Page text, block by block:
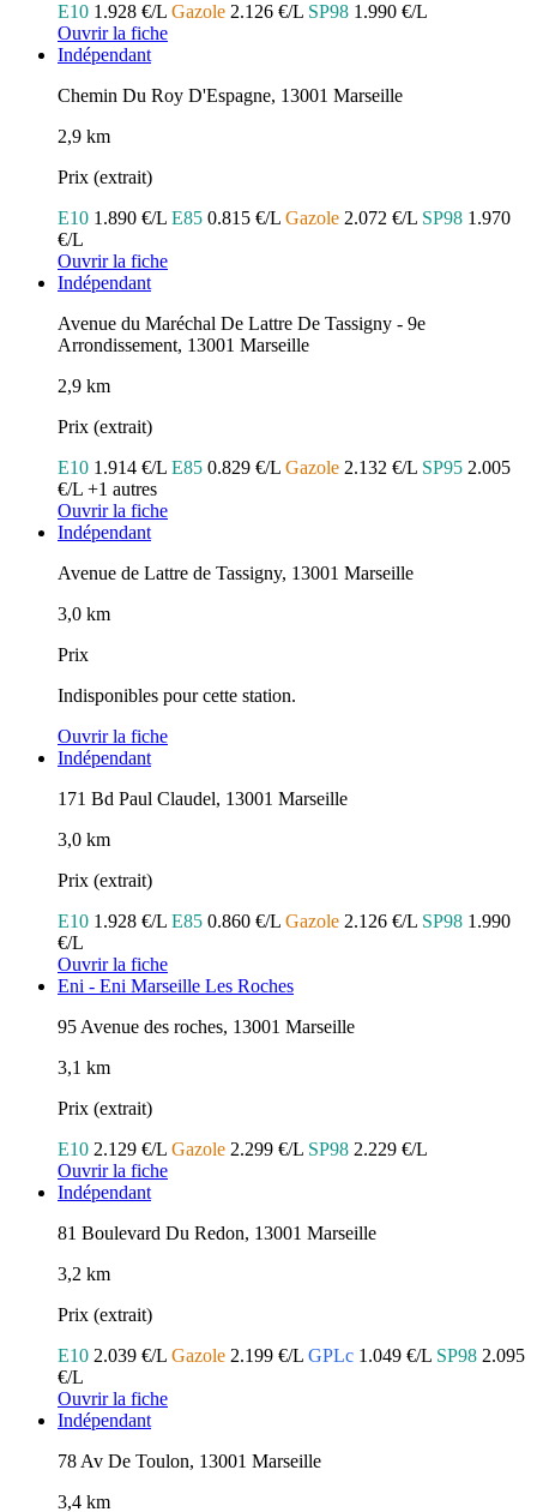
E10 1.928 €/L Gazole 2.126 €/L SP98 1.990 €/L
Ouvrir la fiche
Indépendant
Chemin Du Roy D'Espagne, 13001 Marseille
2,9 km
Prix (extrait)
E10 1.890 €/L E85 0.815 €/L Gazole 2.072 €/L SP98 1.970
€/L
Ouvrir la fiche
Indépendant
Avenue du Maréchal De Lattre De Tassigny - 9e
Arrondissement, 13001 Marseille
2,9 km
Prix (extrait)
E10 1.914 €/L E85 0.829 €/L Gazole 2.132 €/L SP95 2.005
€/L +1 autres
Ouvrir la fiche
Indépendant
Avenue de Lattre de Tassigny, 13001 Marseille
3,0 km
Prix
Indisponibles pour cette station.
Ouvrir la fiche
Indépendant
171 Bd Paul Claudel, 13001 Marseille
3,0 km
Prix (extrait)
E10 1.928 €/L E85 0.860 €/L Gazole 2.126 €/L SP98 1.990
€/L
Ouvrir la fiche
Eni - Eni Marseille Les Roches
95 Avenue des roches, 13001 Marseille
3,1 km
Prix (extrait)
E10 2.129 €/L Gazole 2.299 €/L SP98 2.229 €/L
Ouvrir la fiche
Indépendant
81 Boulevard Du Redon, 13001 Marseille
3,2 km
Prix (extrait)
E10 2.039 €/L Gazole 2.199 €/L GPLc 1.049 €/L SP98 2.095
€/L
Ouvrir la fiche
Indépendant
78 Av De Toulon, 13001 Marseille
3,4 km